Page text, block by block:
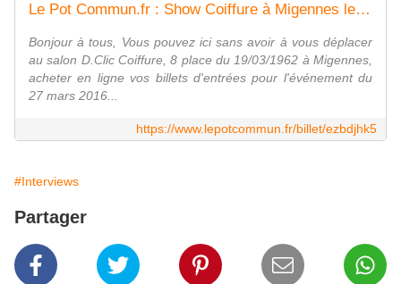
Le Pot Commun.fr : Show Coiffure à Migennes le 27 mars 2016
Bonjour à tous, Vous pouvez ici sans avoir à vous déplacer
au salon D.Clic Coiffure, 8 place du 19/03/1962 à Migennes,
acheter en ligne vos billets d'entrées pour l'événement du
27 mars 2016...
https://www.lepotcommun.fr/billet/ezbdjhk5
#Interviews
Partager